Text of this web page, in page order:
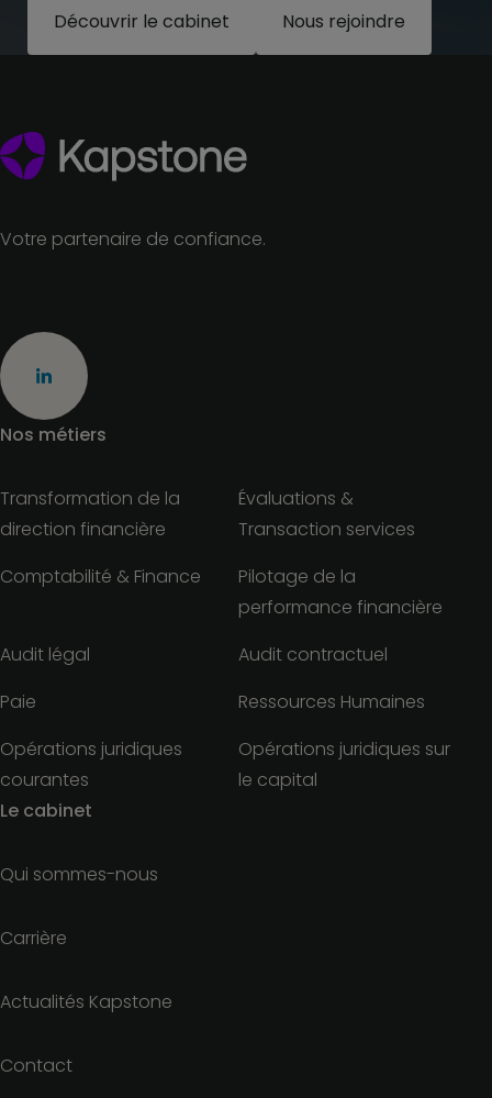
Découvrir le cabinet Nous rejoindre
Votre partenaire de confiance.
Nos métiers
Transformation de la
direction financière
Évaluations &
Transaction services
Comptabilité & Finance
Pilotage de la
performance financière
Audit légal
Audit contractuel
Paie
Ressources Humaines
Opérations juridiques
courantes
Opérations juridiques sur
le capital
Le cabinet
Qui sommes-nous
Carrière
Actualités Kapstone
Contact